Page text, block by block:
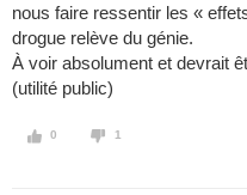
nous faire ressentir les «
drogue relève du génie.
À voir absolument et devrait
(utilité public)
0 1